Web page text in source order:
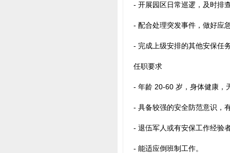
- 开展园区日常巡逻，及时排
- 配合处理突发事件，做好应
- 完成上级安排的其他安保任
任职要求
- 年龄 20-60 岁，身体健康，
- 具备较强的安全防范意识，
- 退伍军人或有安保工作经验
- 能适应倒班制工作。